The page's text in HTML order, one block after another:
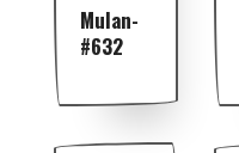
Mulan-
#632